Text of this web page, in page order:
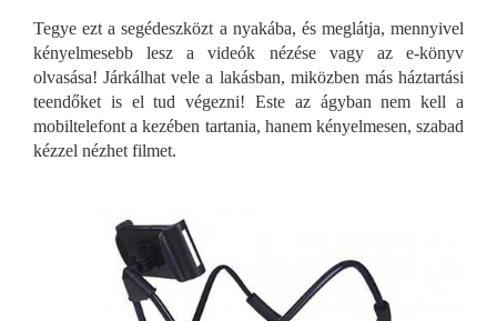
Tegye ezt a segédeszközt a nyakába, és meglátja, mennyivel
kényelmesebb lesz a videók nézése vagy az e-könyv
olvasása! Járkálhat vele a lakásban, miközben más háztartási
teendőket is el tud végezni! Este az ágyban nem kell a
mobiltelefont a kezében tartania, hanem kényelmesen, szabad
kézzel nézhet filmet.